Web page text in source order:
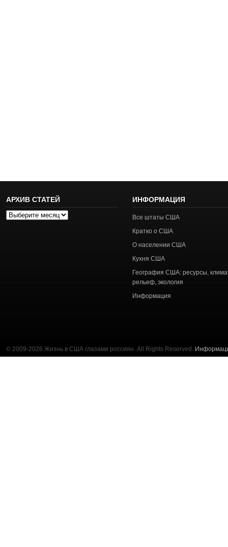
АРХИВ СТАТЕЙ
Архив
ИНФОРМАЦИЯ
Все штаты США
Кратко о США
О населении США
Кухня США
География США: ресурсы,
рельеф, экология
Информация
© 2009-2026 Жизнь в США глазами россиян. All Rights Reserved.